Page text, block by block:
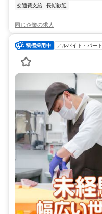
交通費支給
長期歓迎
同じ企業の求人
アルバイト・パート